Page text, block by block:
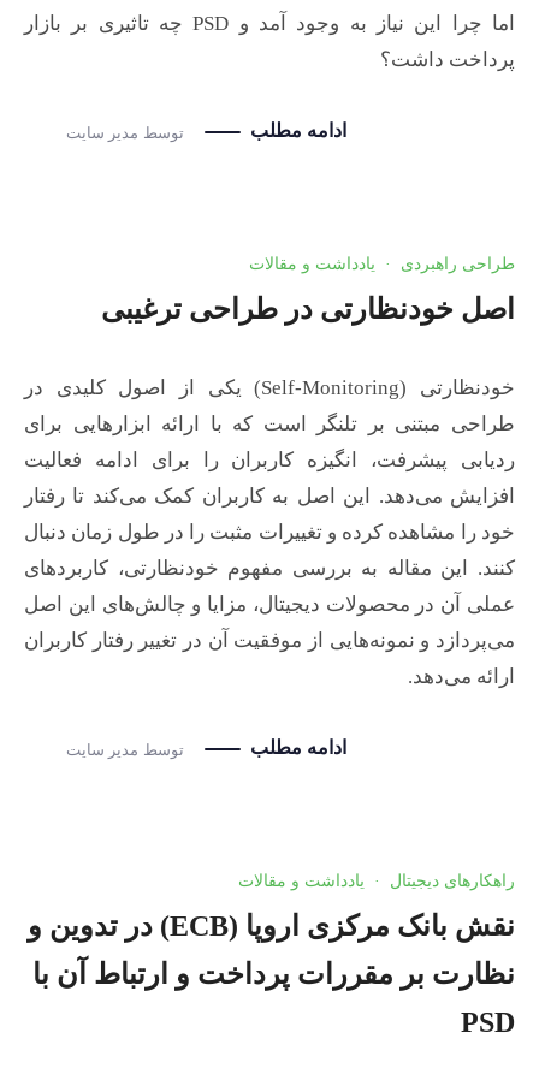
اما چرا این نیاز به وجود آمد و PSD چه تاثیری بر بازار
پرداخت داشت؟
توسط مدیر سایت ادامه مطلب
طراحی راهبردی · یادداشت و مقالات
اصل خودنظارتی در طراحی ترغیبی
خودنظارتی (Self-Monitoring) یکی از اصول کلیدی در
طراحی مبتنی بر تلنگر است که با ارائه ابزارهایی برای
ردیابی پیشرفت، انگیزه کاربران را برای ادامه فعالیت
افزایش می‌دهد. این اصل به کاربران کمک می‌کند تا رفتار
خود را مشاهده کرده و تغییرات مثبت را در طول زمان دنبال
کنند. این مقاله به بررسی مفهوم خودنظارتی، کاربردهای
عملی آن در محصولات دیجیتال، مزایا و چالش‌های این اصل
می‌پردازد و نمونه‌هایی از موفقیت آن در تغییر رفتار کاربران
ارائه می‌دهد.
توسط مدیر سایت ادامه مطلب
راهکارهای دیجیتال · یادداشت و مقالات
نقش بانک مرکزی اروپا (ECB) در تدوین و
نظارت بر مقررات پرداخت و ارتباط آن با
PSD